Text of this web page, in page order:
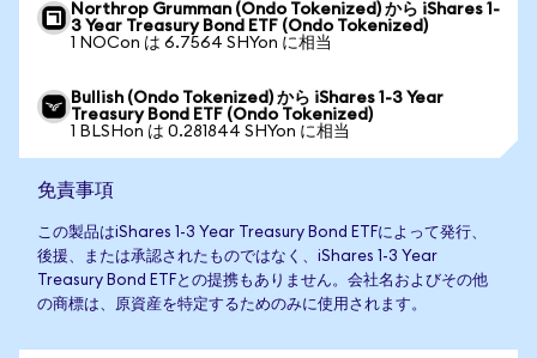
Northrop Grumman (Ondo Tokenized) から iShares 1-
3 Year Treasury Bond ETF (Ondo Tokenized)
1 NOCon は 6.7564 SHYon に相当
Bullish (Ondo Tokenized) から iShares 1-3 Year
Treasury Bond ETF (Ondo Tokenized)
1 BLSHon は 0.281844 SHYon に相当
免責事項
この製品はiShares 1-3 Year Treasury Bond ETFによって発行、
後援、または承認されたものではなく、iShares 1-3 Year
Treasury Bond ETFとの提携もありません。会社名およびその他
の商標は、原資産を特定するためのみに使用されます。